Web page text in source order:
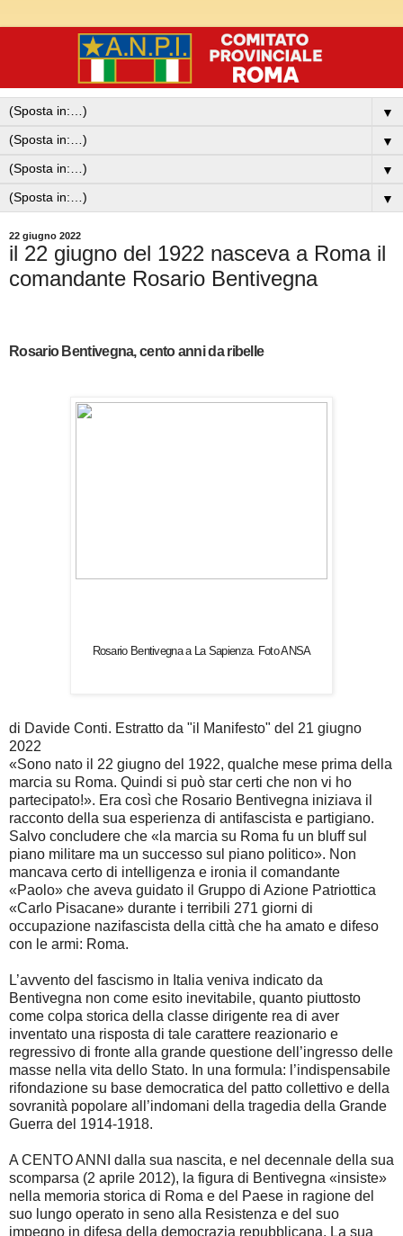
▼
▼
▼
▼
22 giugno 2022
il 22 giugno del 1922 nasceva a Roma il
comandante Rosario Bentivegna
Rosario Bentivegna, cento anni da ribelle
Rosario Bentivegna a La Sapienza. Foto ANSA
di Davide Conti. Estratto da "il Manifesto" del 21 giugno
2022
«Sono nato il 22 giugno del 1922, qualche mese prima della
marcia su Roma. Quindi si può star certi che non vi ho
partecipato!». Era così che Rosario Bentivegna iniziava il
racconto della sua esperienza di antifascista e partigiano.
Salvo concludere che «la marcia su Roma fu un bluff sul
piano militare ma un successo sul piano politico». Non
mancava certo di intelligenza e ironia il comandante
«Paolo» che aveva guidato il Gruppo di Azione Patriottica
«Carlo Pisacane» durante i terribili 271 giorni di
occupazione nazifascista della città che ha amato e difeso
con le armi: Roma.
L’avvento del fascismo in Italia veniva indicato da
Bentivegna non come esito inevitabile, quanto piuttosto
come colpa storica della classe dirigente rea di aver
inventato una risposta di tale carattere reazionario e
regressivo di fronte alla grande questione dell’ingresso delle
masse nella vita dello Stato. In una formula: l’indispensabile
rifondazione su base democratica del patto collettivo e della
sovranità popolare all’indomani della tragedia della Grande
Guerra del 1914-1918.
A CENTO ANNI dalla sua nascita, e nel decennale della sua
scomparsa (2 aprile 2012), la figura di Bentivegna «insiste»
nella memoria storica di Roma e del Paese in ragione del
suo lungo operato in seno alla Resistenza e del suo
impegno in difesa della democrazia repubblicana. La sua